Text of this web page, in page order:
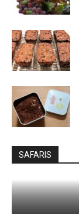
SAFARIS